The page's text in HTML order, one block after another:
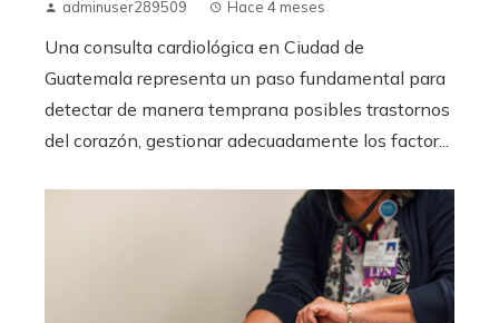
adminuser289509 Hace 4 meses
Una consulta cardiológica en Ciudad de
Guatemala representa un paso fundamental para
detectar de manera temprana posibles trastornos
del corazón, gestionar adecuadamente los factor...